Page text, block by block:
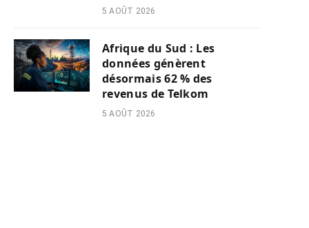
5 AOÛT 2026
Afrique du Sud : Les
données génèrent
désormais 62 % des
revenus de Telkom
5 AOÛT 2026